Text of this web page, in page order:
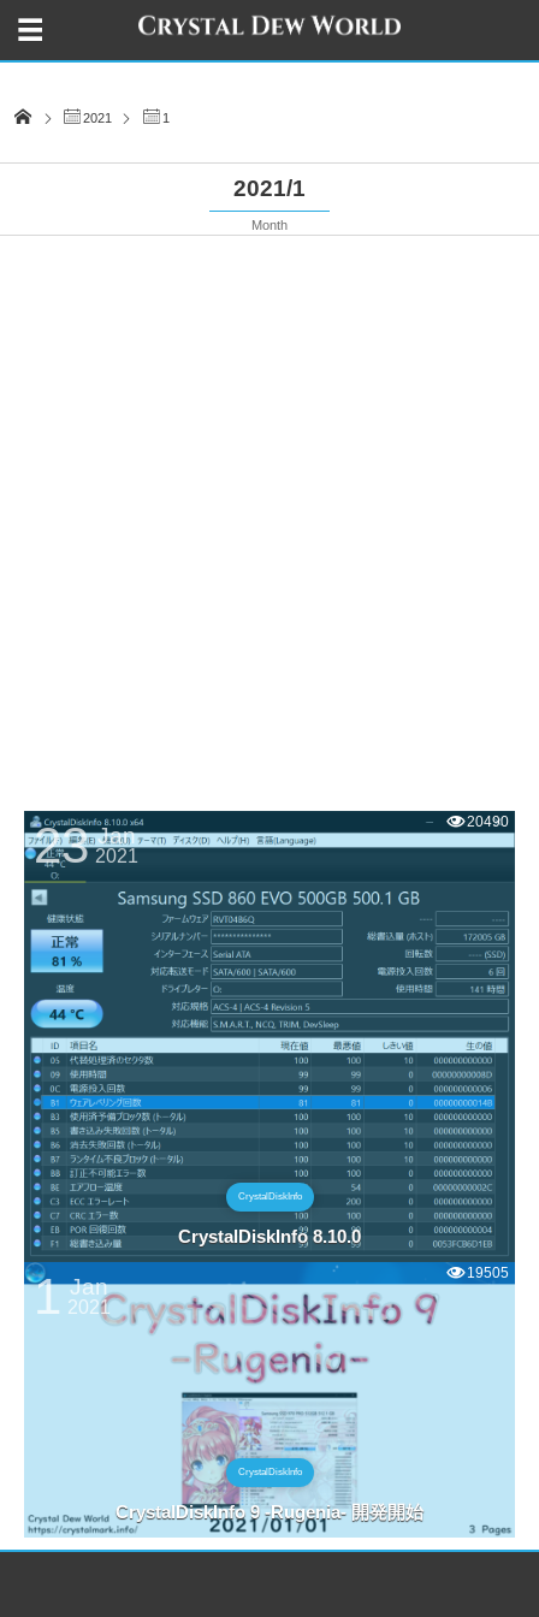
2021 1
2021/1
Month
CrystalDiskInfo
CrystalDiskInfo 8.10.0
23 Jan
2021
20490
CrystalDiskInfo
CrystalDiskInfo 9 -Rugenia- 開発開始
1 Jan
2021
19505